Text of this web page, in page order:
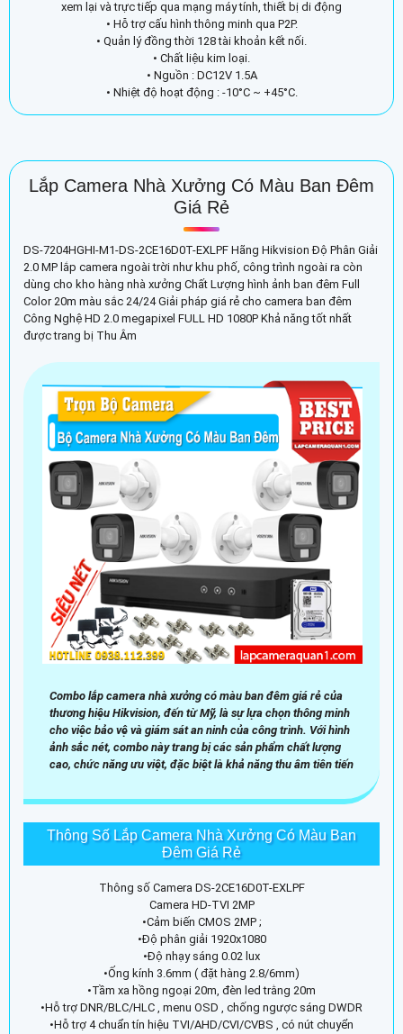
xem lại và trực tiếp qua mạng máy tính, thiết bị di động
• Hỗ trợ cấu hình thông minh qua P2P.
• Quản lý đồng thời 128 tài khoản kết nối.
• Chất liệu kim loại.
• Nguồn : DC12V 1.5A
• Nhiệt độ hoạt động : -10°C ~ +45°C.
Lắp Camera Nhà Xưởng Có Màu Ban Đêm
Giá Rẻ
DS-7204HGHI-M1-DS-2CE16D0T-EXLPF Hãng Hikvision Độ Phân Giải
2.0 MP lắp camera ngoài trời như khu phố, công trình ngoài ra còn
dùng cho kho hàng nhà xưởng Chất Lượng hình ảnh ban đêm Full
Color 20m màu sắc 24/24 Giải pháp giá rẻ cho camera ban đêm
Công Nghệ HD 2.0 megapixel FULL HD 1080P Khả năng tốt nhất
được trang bị Thu Âm
Combo lắp camera nhà xưởng có màu ban đêm giá rẻ của
thương hiệu Hikvision, đến từ Mỹ, là sự lựa chọn thông minh
cho việc bảo vệ và giám sát an ninh của công trình. Với hình
ảnh sắc nét, combo này trang bị các sản phẩm chất lượng
cao, chức năng ưu việt, đặc biệt là khả năng thu âm tiên tiến
Thông Số Lắp Camera Nhà Xưởng Có Màu Ban
Đêm Giá Rẻ
Thông số Camera DS-2CE16D0T-EXLPF
Camera HD-TVI 2MP
•Cảm biến CMOS 2MP ;
•Độ phân giải 1920x1080
•Độ nhạy sáng 0.02 lux
•Ống kính 3.6mm ( đặt hàng 2.8/6mm)
•Tầm xa hồng ngoại 20m, đèn led trằng 20m
•Hỗ trợ DNR/BLC/HLC , menu OSD , chống ngược sáng DWDR
•Hỗ trợ 4 chuẩn tín hiệu TVI/AHD/CVI/CVBS , có nút chuyển